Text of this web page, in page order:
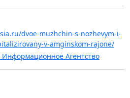
dvoe-muzhchin-s-nozhevym-i-
v-amginskom-rajone/
Информационное Агентство